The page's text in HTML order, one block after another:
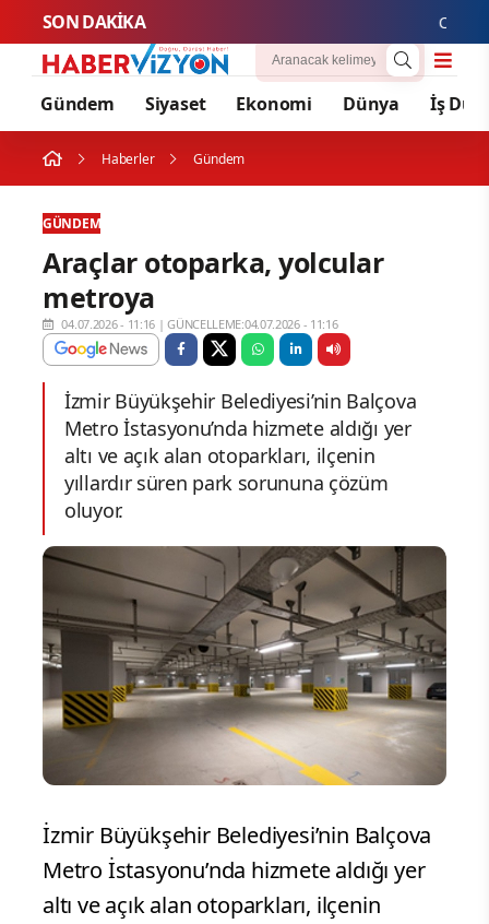
SON DAKİKA Cansever
Gündem Siyaset Ekonomi Dünya İş
Haberler Gündem
GÜNDEM
Araçlar otoparka, yolcular
metroya
04.07.2026 - 11:16 |GÜNCELLEME:04.07.2026 - 11:16
İzmir Büyükşehir Belediyesi’nin Balçova
Metro İstasyonu’nda hizmete aldığı yer
altı ve açık alan otoparkları, ilçenin
yıllardır süren park sorununa çözüm
oluyor.
İzmir Büyükşehir Belediyesi’nin Balçova
Metro İstasyonu’nda hizmete aldığı yer
altı ve açık alan otoparkları, ilçenin